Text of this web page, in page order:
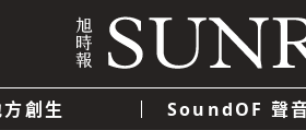
創生 SoundOF 聲